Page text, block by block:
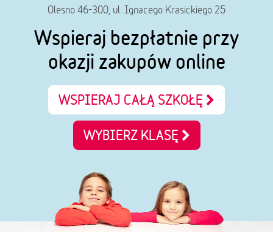
Olesno 46-300, ul. Ignacego Krasickiego 25
Wspieraj bezpłatnie przy
okazji zakupów online
WSPIERAJ CAŁĄ SZKOŁĘ
WYBIERZ KLASĘ